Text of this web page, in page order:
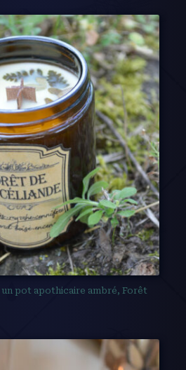
pot apothicaire ambré, Forêt